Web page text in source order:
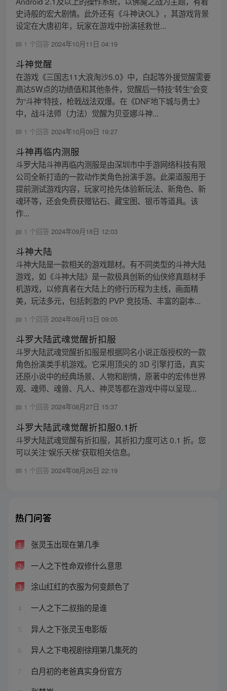
史诗般的宏大剧情。此外还有《斗神诀OL》，其游戏背景
设定在大唐初年，玩家在游戏中扮演拯救世...
1 个回答 2024年10月11日 04:19
斗神觉醒
在游戏《三国志11大浪淘沙5.0》中，白起等外援觉醒需要
高达5W点的功绩值和其他条件，觉醒后一特技“转生”会变
为“斗神”特技，枪戟战法双爆。在《DNF地下城与勇士》
中，战斗法师（力法）觉醒为贝亚娜斗神...
1 个回答 2024年10月09日 19:27
斗神再临内测服
斗罗大陆斗神再临内测服是由深圳市中手游网络科技有限
公司全新打造的一款动作类角色扮演手游。此渠道服用于
提前测试游戏内容，玩家可抢先体验新玩法、新角色、新
魂环等，还会免费获赠钻石、藏宝图、银币等道具。该
作...
1 个回答 2024年09月18日 12:03
斗神大陆
斗神大陆是一款相关的游戏题材。有不同类型的斗神大陆
游戏，如《斗神大陆》是一款极具创新的仙侠修真题材手
机游戏，以修真者在大陆上的修行历程为主线，画面精
美，玩法多元，包括刺激的 PVP 竞技场、丰富的副本...
1 个回答 2024年09月13日 09:05
斗罗大陆武魂觉醒折扣服
斗罗大陆武魂觉醒折扣服是根据同名小说正版授权的一款
角色扮演类手机游戏。它采用顶尖的 3D 引擎打造，真实
还原小说中的经典场景、人物和剧情，原著中的宏伟世界
观、魂师、魂兽、凡人、神灵等都在游戏中得以呈现...
1 个回答 2024年08月27日 15:37
斗罗大陆武魂觉醒折扣服0.1折
斗罗大陆武魂觉醒有折扣服，其折扣力度可达 0.1 折。您
可以关注“娱乐天梯”获取相关信息。
1 个回答 2024年08月26日 22:19
热门问答
1 张灵玉出现在第几季
2 一人之下性命双修什么意思
3 涂山红红的衣服为何变颜色了
4 一人之下二叔指的是谁
5 异人之下张灵玉电影版
6 异人之下电视剧徐翔第几集死的
7 白月初的老爸真实身份官方